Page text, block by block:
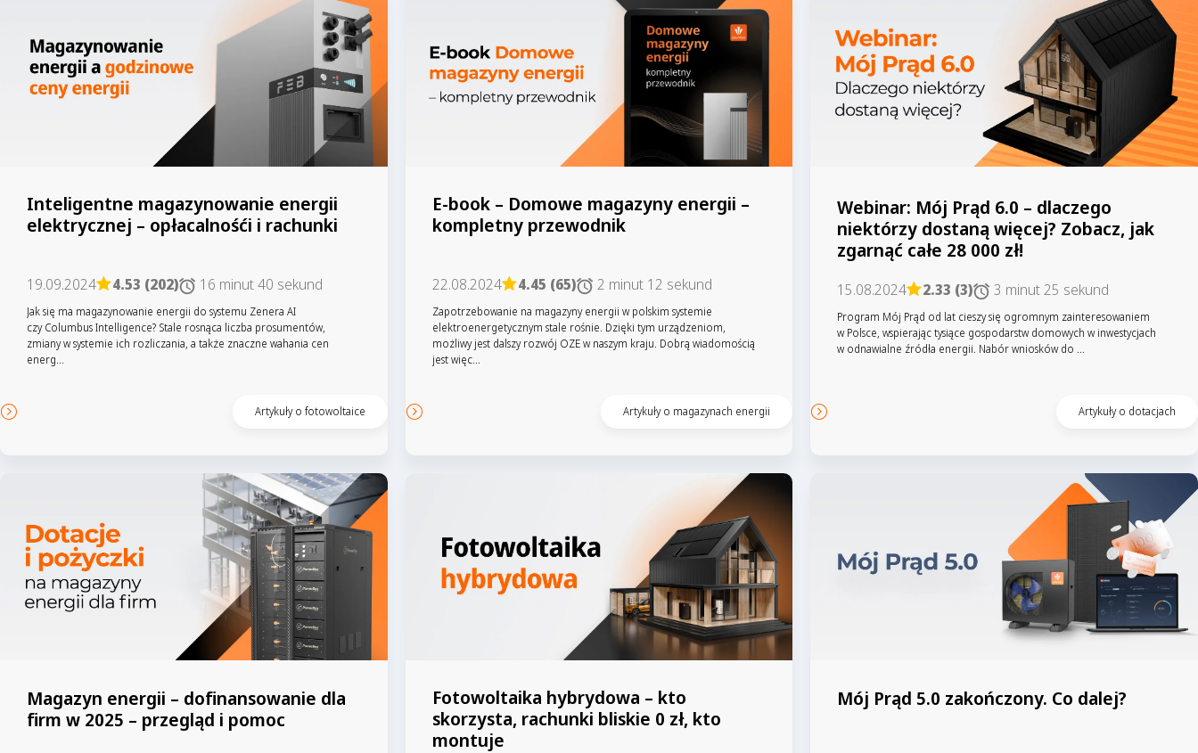
Inteligentne magazynowanie energii
elektrycznej – opłacalnośći i rachunki
19.09.2024 4.53 (202) 16 minut 40 sekund
Jak się ma magazynowanie energii do systemu Zenera AI
czy Columbus Intelligence? Stale rosnąca liczba prosumentów,
zmiany w systemie ich rozliczania, a także znaczne wahania cen
energ...
Czytaj artykuł Artykuły o fotowoltaice
E-book – Domowe magazyny energii –
kompletny przewodnik
22.08.2024 4.45 (65) 2 minut 12 sekund
Zapotrzebowanie na magazyny energii w polskim systemie
elektroenergetycznym stale rośnie. Dzięki tym urządzeniom,
możliwy jest dalszy rozwój OZE w naszym kraju. Dobrą wiadomością
jest więc...
Czytaj artykuł Artykuły o magazynach energii
Webinar: Mój Prąd 6.0 – dlaczego
niektórzy dostaną więcej? Zobacz, jak
zgarnąć całe 28 000 zł!
15.08.2024 2.33 (3) 3 minut 25 sekund
Program Mój Prąd od lat cieszy się ogromnym zainteresowaniem
w Polsce, wspierając tysiące gospodarstw domowych w inwestycjach
w odnawialne źródła energii. Nabór wniosków do ...
Czytaj artykuł Artykuły o dotacjach
Magazyn energii – dofinansowanie dla
firm w 2025 – przegląd i pomoc
Fotowoltaika hybrydowa – kto
skorzysta, rachunki bliskie 0 zł, kto
montuje
Mój Prąd 5.0 zakończony. Co dalej?